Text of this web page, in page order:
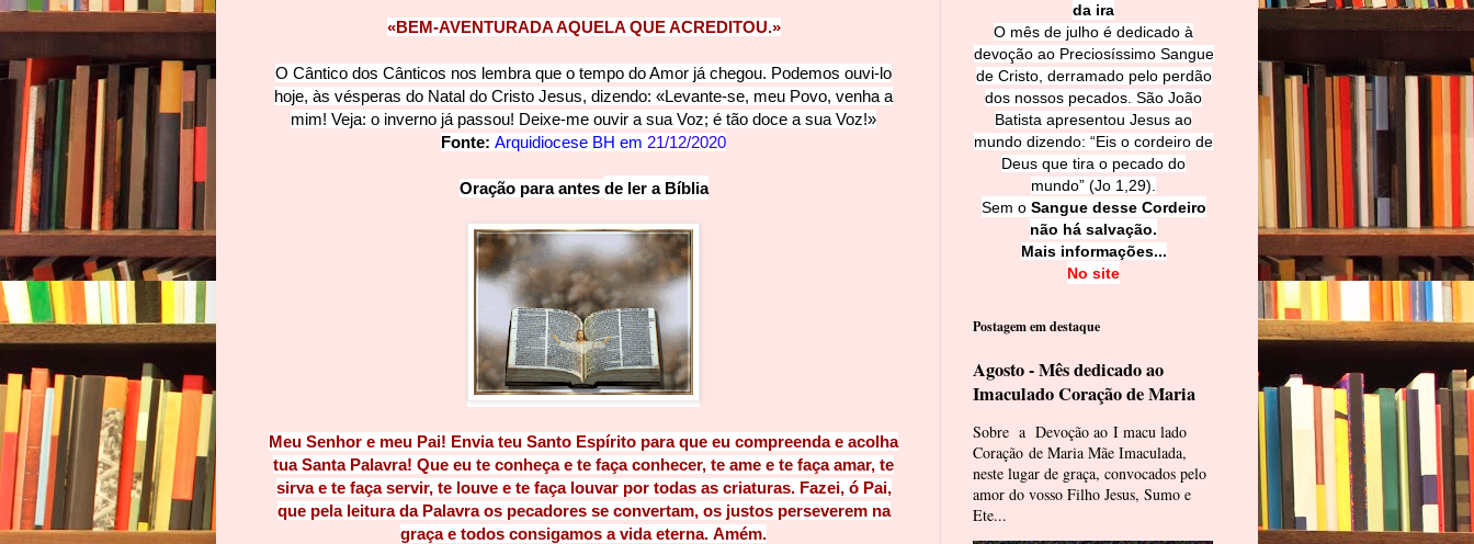
«BEM-AVENTURADA AQUELA QUE ACREDITOU.»
O Cântico dos Cânticos nos lembra que o tempo do Amor já chegou. Podemos ouvi-lo
hoje, às vésperas do Natal do Cristo Jesus, dizendo: «Levante-se, meu Povo, venha a
mim! Veja: o inverno já passou! Deixe-me ouvir a sua Voz; é tão doce a sua Voz!»
Fonte: Arquidiocese BH em 21/12/2020
Oração para antes de ler a Bíblia
Meu Senhor e meu Pai! Envia teu Santo Espírito para que eu compreendae acolha
tua Santa Palavra! Que eu te conheça e te faça conhecer, te ame e te faça amar, te
sirva e te faça servir, te louve e te faça louvar por todas as criaturas. Fazei, ó Pai,
que pela leitura da Palavra os pecadores se convertam, os justos perseverem na
graça e todos consigamos a vida eterna. Amém.
da ira
O mês de julho é dedicado à
devoção ao Preciosíssimo Sangue
de Cristo, derramado pelo perdão
dos nossos pecados. São João
Batista apresentou Jesus ao
mundo dizendo: “Eis o cordeiro de
Deus que tira o pecado do
mundo” (Jo 1,29).
Sem o Sangue desse Cordeiro
não há salvação.
Mais informações...
No site
Postagem em destaque
Agosto - Mês dedicado ao
Imaculado Coração de Maria
Sobre a Devoção ao I macu lado
Coração de Maria Mãe Imaculada,
neste lugar de graça, convocados pelo
amor do vosso Filho Jesus, Sumo e
Ete...